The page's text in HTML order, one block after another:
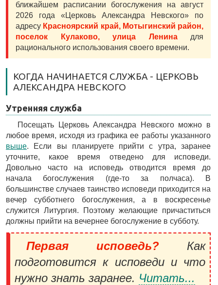
ближайшем расписании богослужения на август
2026 года «Церковь Александра Невского» по
адресу Красноярский край, Мотыгинский район,
поселок Кулаково, улица Ленинадля
рационального использования своего времени.
КОГДА НАЧИНАЕТСЯ СЛУЖБА - ЦЕРКОВЬ
АЛЕКСАНДРА НЕВСКОГО
Утренняя служба
Посещать Церковь Александра Невского можно в
любое время, исходя из графика ее работы указанного
выше. Если вы планируете прийти с утра, заранее
уточните, какое время отведено для исповеди.
Довольно часто на исповедь отводится время до
начала богослужения (где-то за полчаса). В
большинстве случаев таинство исповеди приходится на
вечер субботнего богослужения, а в воскресенье
служится Литургия. Поэтому желающие причаститься
должны прийти на вечернее богослужение в субботу.
Первая исповедь? Как
подготовится к исповеди и что
нужно знать заранее. Читать...